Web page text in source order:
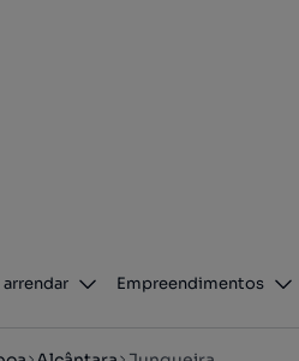
arrendar Empreendimentos